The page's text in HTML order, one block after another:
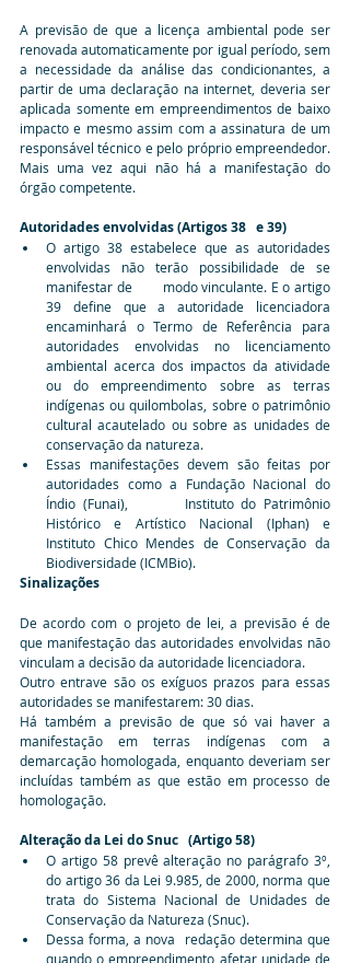
A previsão de que a licença ambiental pode ser
renovada automaticamente por igual período, sem
a necessidade da análise das condicionantes, a
partir de uma declaração na internet, deveria ser
aplicada somente em empreendimentos de baixo
impacto e mesmo assim com a assinatura de um
responsável técnico e pelo próprio empreendedor.
Mais uma vez aqui não há a manifestação do
órgão competente.
Autoridades envolvidas (Artigos 38   e 39)
O artigo 38 estabelece que as autoridades
envolvidas não terão possibilidade de se
manifestar de        modo vinculante. E o artigo
39 define que a autoridade licenciadora
encaminhará o Termo de Referência para
autoridades envolvidas no licenciamento
ambiental acerca dos impactos da atividade
ou do empreendimento sobre as terras
indígenas ou quilombolas, sobre o patrimônio
cultural acautelado ou sobre as unidades de
conservação da natureza.
Essas manifestações devem são feitas por
autoridades como a Fundação Nacional do
Índio (Funai),        Instituto do Patrimônio
Histórico e Artístico Nacional (Iphan) e
Instituto Chico Mendes de Conservação da
Biodiversidade (ICMBio).
Sinalizações
De acordo com o projeto de lei, a previsão é de
que manifestação das autoridades envolvidas não
vinculam a decisão da autoridade licenciadora.
Outro entrave são os exíguos prazos para essas
autoridades se manifestarem: 30 dias.
Há também a previsão de que só vai haver a
manifestação em terras indígenas com a
demarcação homologada, enquanto deveriam ser
incluídas também as que estão em processo de
homologação.
Alteração da Lei do Snuc   (Artigo 58)
O artigo 58 prevê alteração no parágrafo 3º,
do artigo 36 da Lei 9.985, de 2000, norma que
trata do Sistema Nacional de Unidades de
Conservação da Natureza (Snuc).
Dessa forma, a nova  redação determina que
quando o empreendimento afetar unidade de